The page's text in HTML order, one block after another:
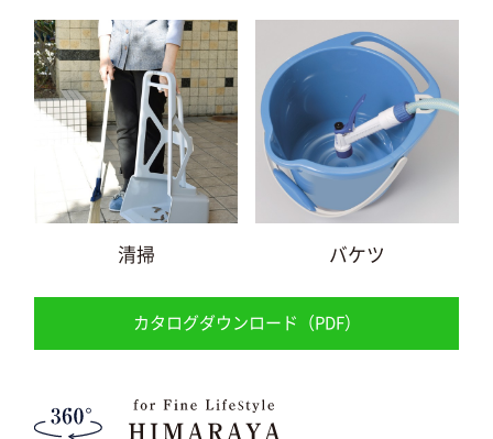
清掃 バケツ
カタログダウンロード（PDF）